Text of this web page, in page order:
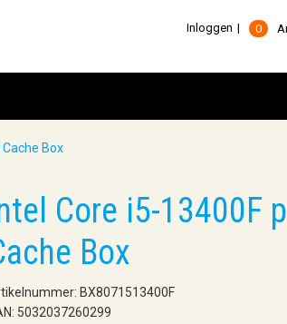
0
Inloggen
Box
Core i5-13400F
Box
BX8071513400F
5032037260299